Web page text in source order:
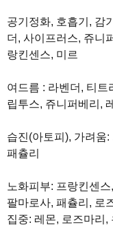
공기정화, 호흡기, 감
더, 사이프러스, 쥬니
랑킨센스, 미르
여드름 : 라벤더, 티트
립투스, 쥬니퍼베리,
습진(아토피), 가려움
패츌리
노화피부: 프랑킨센
팔마로사, 패츌리, 로
집중: 레몬, 로즈마리,